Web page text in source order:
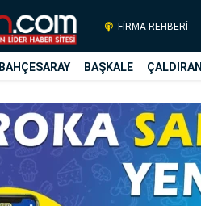
FİRMA REHBERİ
BAHÇESARAY BAŞKALE ÇALDIRAN